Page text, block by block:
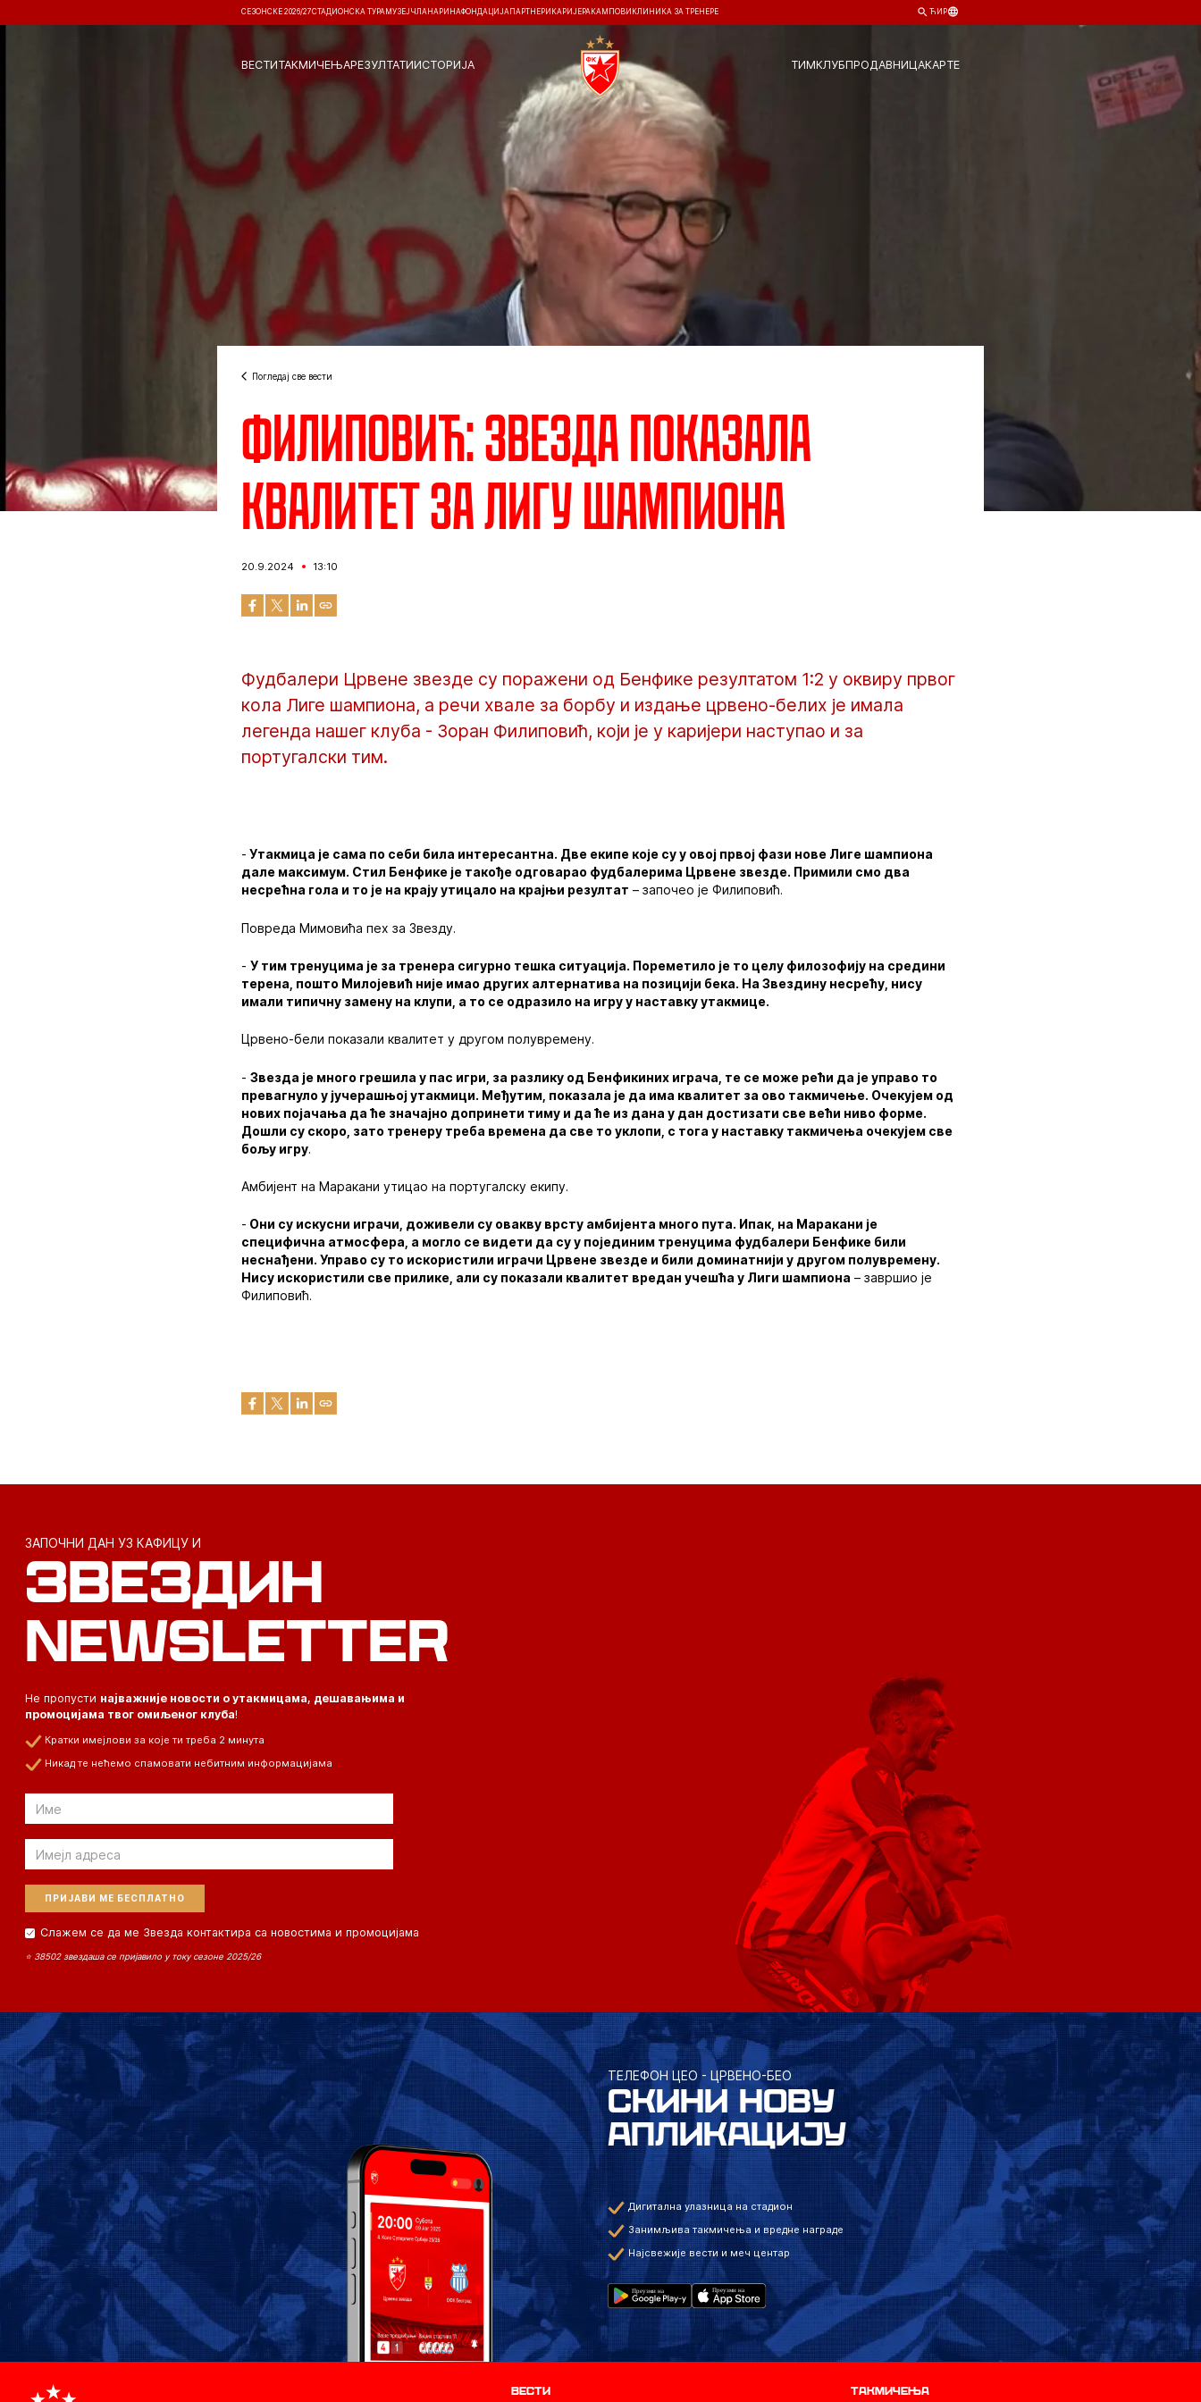
СЕЗОНСКЕ 2026/27СТАДИОНСКА ТУРА МУЗЕЈ ЧЛАНАРИНАФОНДАЦИЈА ПАРТНЕРИ КАРИЈЕРА КАМПОВИ КЛИНИКА ЗА ТРЕНЕРЕ ЋИР
ВЕСТИТАКМИЧЕЊАРЕЗУЛТАТИИСТОРИЈА ТИМКЛУБПРОДАВНИЦАКАРТЕ
Погледај све вести
Филиповић: Звезда показала
квалитет за Лигу шампиона
20.9.2024 13:10
Фудбалери Црвене звезде су поражени од Бенфике резултатом 1:2 у оквиру првог
кола Лиге шампиона, а речи хвале за борбу и издање црвено-белих је имала
легенда нашег клуба - Зоран Филиповић, који је у каријери наступао и за
португалски тим.
- Утакмица је сама по себи била интересантна. Две екипе које су у овој првој фази нове Лиге шампиона
дале максимум. Стил Бенфике је такође одговарао фудбалерима Црвене звезде. Примили смо два
несрећна гола и то је на крају утицало на крајњи резултат – започео је Филиповић.
Повреда Мимовића пех за Звезду.
-У тим тренуцима је за тренера сигурно тешка ситуација. Пореметило је то целу филозофију на средини
терена, пошто Милојевић није имао других алтернатива на позицији бека. На Звездину несрећу, нису
имали типичну замену на клупи, а то се одразило на игру у наставку утакмице.
Црвено-бели показали квалитет у другом полувремену.
-Звезда је много грешила у пас игри, за разлику од Бенфикиних играча, те се може рећи да је управо то
превагнуло у јучерашњој утакмици. Међутим, показала је да има квалитет за ово такмичење. Очекујем од
нових појачања да ће значајно допринети тиму и да ће из дана у дан достизати све већи ниво форме.
Дошли су скоро, зато тренеру треба времена да све то уклопи, с тога у наставку такмичења очекујем све
бољу игру.
Амбијент на Маракани утицао на португалску екипу.
- Они су искусни играчи, доживели су овакву врсту амбијента много пута. Ипак, на Маракани је
специфична атмосфера, а могло се видети да су у појединим тренуцима фудбалери Бенфике били
неснађени. Управо су то искористили играчи Црвене звезде и били доминатнији у другом полувремену.
Нису искористили све прилике, али су показали квалитет вредан учешћа у Лиги шампиона – завршио је
Филиповић.
ЗАПОЧНИ ДАН УЗ КАФИЦУ И
ЗВЕЗДИН
NEWSLETTER
Не пропусти најважније новости о утакмицама, дешавањима и
промоцијама твог омиљеног клуба!
Кратки имејлови за које ти треба 2 минута
Никад те нећемо спамовати небитним информацијама
Email
Email
Слажем се да ме Звезда контактира са новостима и промоцијама
⭐ 38502 звездаша се пријавило у току сезоне 2025/26
ТЕЛЕФОН ЦЕО - ЦРВЕНО-БЕО
СКИНИ НОВУ
АПЛИКАЦИЈУ
Дигитална улазница на стадион
Занимљива такмичења и вредне награде
Најсвежије вести и меч центар
Вести Такмичења